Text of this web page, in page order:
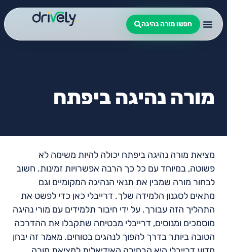
חפשו מורה נהיגה
מורה נהיגה ביפתח
מציאת מורה נהיגה ביפתח יכולה להיות משימה לא
פשוטה, במיוחד עם כל כך הרבה אפשרויות זמינות. חשוב
לבחור מורה שמבין את תנאי הנהיגה המקומיים וגם
מתאים לסגנון הלמידה שלך. דרייבלי כאן כדי לפשט את
התהליך הזה עבורך. על ידי חיבור תלמידים עם מורי נהיגה
מוסמכים ומנוסים, דרייבלי מבטיחה שתקבלו את ההדרכה
הטובה ביותר בדרך להפוך לנהגים בטוחים. מאמר זה יבחן